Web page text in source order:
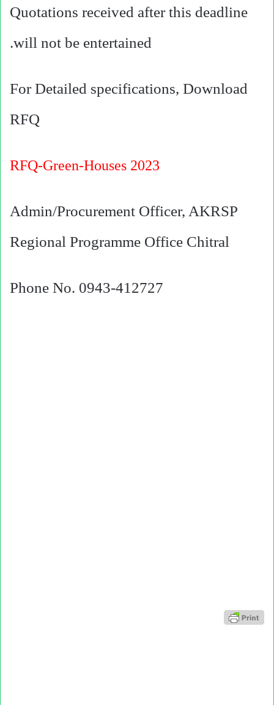
Quotations received after this deadline
will not be entertained.
For Detailed specifications, Download
RFQ
RFQ-Green-Houses 2023
Admin/Procurement Officer, AKRSP
Regional Programme Office Chitral
Phone No. 0943-412727